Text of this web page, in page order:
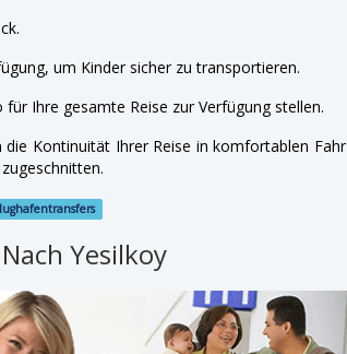
um Kinder sicher zu transportieren.
Ihre gesamte Reise zur Verfügung stellen.
Kontinuität Ihrer Reise in komfortablen
Yesilkoy